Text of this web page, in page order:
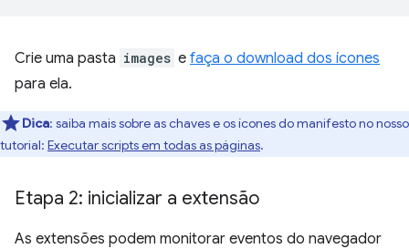
Crie uma pasta images e faça o download dos ícones
para ela.
Dica: saiba mais sobre as chaves e os ícones do manifesto no nosso
tutorial: Executar scripts em todas as páginas.
Etapa 2: inicializar a extensão
As extensões podem monitorar eventos do navegador